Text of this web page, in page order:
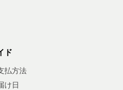
ド
払方法
け日